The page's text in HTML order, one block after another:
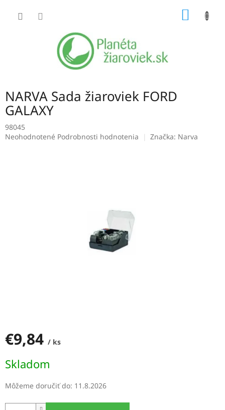
NARVA Sada žiaroviek FORD
GALAXY
98045
Priemerné
Neohodnotené Podrobnosti hodnotenia Značka: Narva
€9,84 / ks
cena:
Skladom
Môžeme doručiť do: 11.8.2026